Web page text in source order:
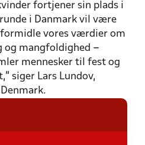
fortjener sin plads i
i Danmark vil være
vores værdier om
mangfoldighed –
mennesker til fest og
siger Lars Lundov,